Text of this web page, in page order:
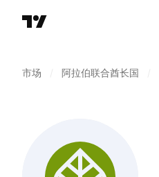
市场 阿拉伯联合酋长国